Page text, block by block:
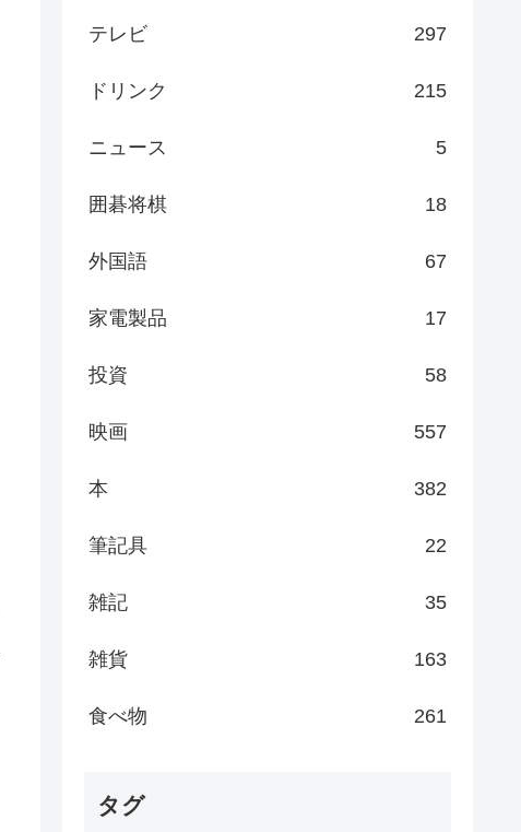
テレビ 297
ドリンク 215
ニュース 5
囲碁将棋 18
外国語 67
家電製品 17
投資 58
映画 557
本 382
筆記具 22
雑記 35
雑貨 163
食べ物 261
タグ